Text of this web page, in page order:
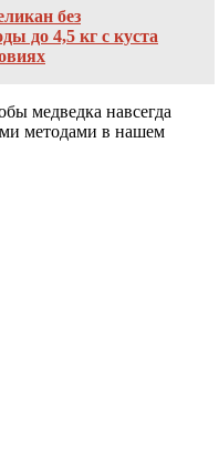
без
до 4,5 кг с куста
медведка навсегда
методами в нашем